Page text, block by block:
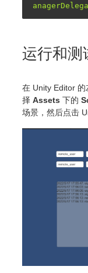
运行和测
在 Unity Editor
择 Assets 下的
场景，然后点击